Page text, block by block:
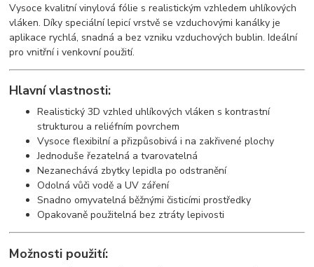
Vysoce kvalitní vinylová fólie s realistickým vzhledem uhlíkových
vláken. Díky speciální lepicí vrstvě se vzduchovými kanálky je
aplikace rychlá, snadná a bez vzniku vzduchových bublin. Ideální
pro vnitřní i venkovní použití.
Hlavní vlastnosti:
Realistický 3D vzhled uhlíkových vláken s kontrastní
strukturou a reliéfním povrchem
Vysoce flexibilní a přizpůsobivá i na zakřivené plochy
Jednoduše řezatelná a tvarovatelná
Nezanechává zbytky lepidla po odstranění
Odolná vůči vodě a UV záření
Snadno omyvatelná běžnými čisticími prostředky
Opakovaně použitelná bez ztráty lepivosti
Možnosti použití: